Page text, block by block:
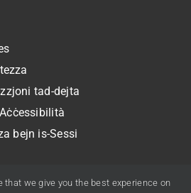
tad-dejta
bejn is-Sessi
that we give you the best experience on